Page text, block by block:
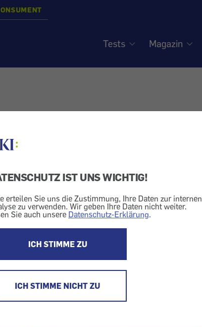
IST UNS WICHTIG!
erteilen Sie uns die Zustimmung, Ihre Daten zur internen
zu verwenden. Wir geben Ihre Daten nicht weiter.
Sie auch unsere Datenschutz-Erklärung.
ICH STIMME ZU
ICH STIMME NICHT ZU
Tests Magazin